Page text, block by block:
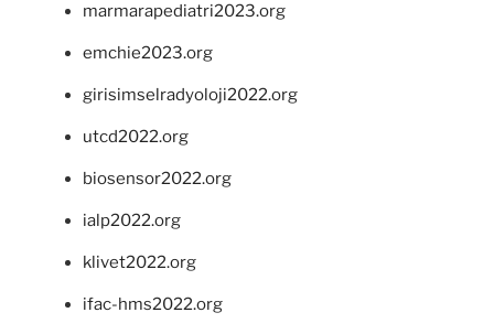
marmarapediatri2023.org
emchie2023.org
girisimselradyoloji2022.org
utcd2022.org
biosensor2022.org
ialp2022.org
klivet2022.org
ifac-hms2022.org